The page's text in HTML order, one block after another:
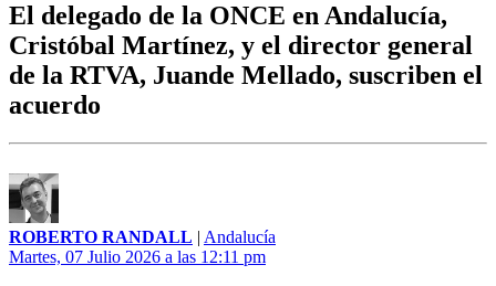
El delegado de la ONCE en Andalucía,
Cristóbal Martínez, y el director general
de la RTVA, Juande Mellado, suscriben el
acuerdo
ROBERTO RANDALL | Andalucía
Martes, 07 Julio 2026 a las 12:11 pm